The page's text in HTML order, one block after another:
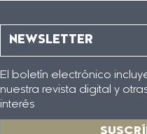
NEWSLETTER
El boletín electrónico
nuestra revista digital y
interés